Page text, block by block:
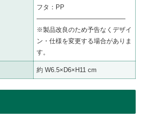
フタ：PP
——————————————
※製品改良のため予告なくデザイ
ン・仕様を変更する場合がありま
す。
約 W6.5×D6×H11 cm